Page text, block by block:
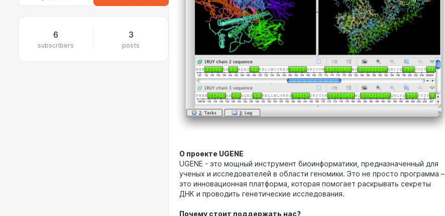
6
subscribers
3
posts
О проекте UGENE
UGENE - это мощный инструмент биоинформатики, предназначенный для
ученых и исследователей в области геномики. Это не просто программа –
это инновационная платформа, которая помогает раскрывать секреты
ДНК и проводить генетические исследования.
Почему стоит поддержать нас?